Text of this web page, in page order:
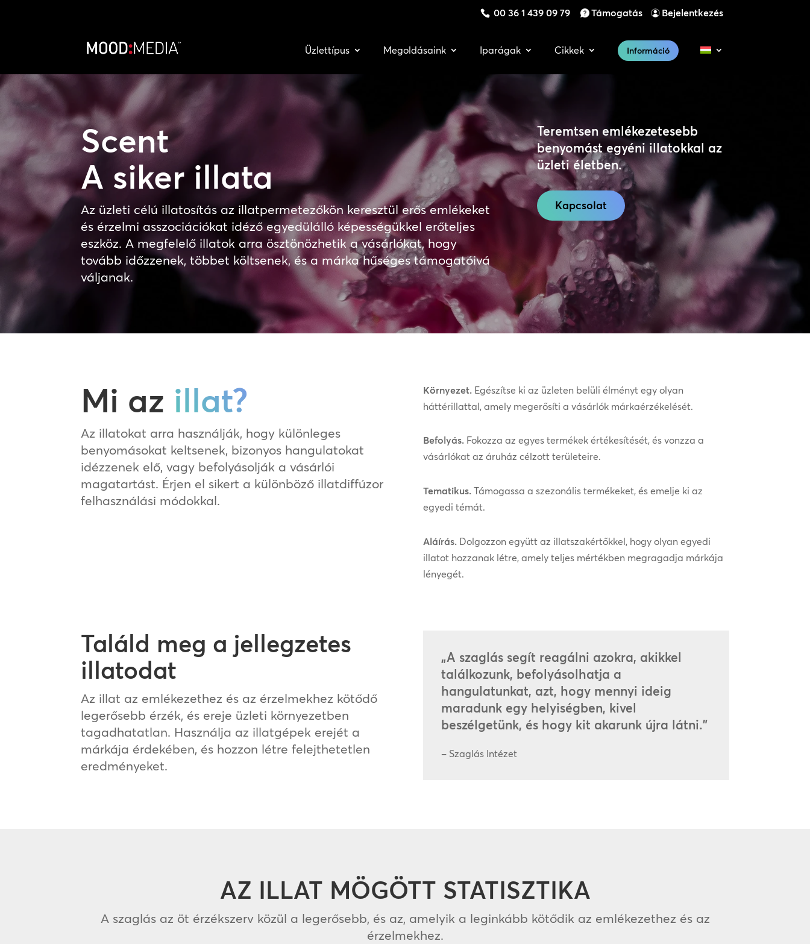
00 36 1 439 09 79 Támogatás Bejelentkezés
Üzlettípus Megoldásaink Iparágak Cikkek Információ
Scent
A siker illata
Az üzleti célú illatosítás az illatpermetezőkön keresztül erős emlékeket
és érzelmi asszociációkat idéző egyedülálló képességükkel erőteljes
eszköz. A megfelelő illatok arra ösztönözhetik a vásárlókat, hogy
tovább időzzenek, többet költsenek, és a márka hűséges támogatóivá
váljanak.
Teremtsen emlékezetesebb
benyomást egyéni illatokkal az
üzleti életben.
Kapcsolat
Mi az illat?
Az illatokat arra használják, hogy különleges
benyomásokat keltsenek, bizonyos hangulatokat
idézzenek elő, vagy befolyásolják a vásárlói
magatartást. Érjen el sikert a különböző illatdiffúzor
felhasználási módokkal.
Környezet.Egészítse ki az üzleten belüli élményt egy olyan
háttérillattal, amely megerősíti a vásárlók márkaérzékelését.
Befolyás.Fokozza az egyes termékek értékesítését, és vonzza a
vásárlókat az áruház célzott területeire.
Tematikus.Támogassa a szezonális termékeket, és emelje ki az
egyedi témát.
Aláírás.Dolgozzon együtt az illatszakértőkkel, hogy olyan egyedi
illatot hozzanak létre, amely teljes mértékben megragadja márkája
lényegét.
Találd meg a jellegzetes
illatodat
Az illat az emlékezethez és az érzelmekhez kötődő
legerősebb érzék, és ereje üzleti környezetben
tagadhatatlan. Használja az illatgépek erejét a
márkája érdekében, és hozzon létre felejthetetlen
eredményeket.
„A szaglás segít reagálni azokra, akikkel
találkozunk, befolyásolhatja a
hangulatunkat, azt, hogy mennyi ideig
maradunk egy helyiségben, kivel
beszélgetünk, és hogy kit akarunk újra látni.”
– Szaglás Intézet
AZ ILLAT MÖGÖTT STATISZTIKA
A szaglás az öt érzékszerv közül a legerősebb, és az, amelyik a leginkább kötődik az emlékezethez és az
érzelmekhez.